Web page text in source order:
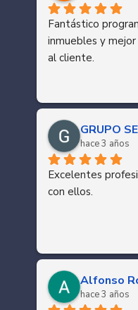
Fantástico
inmuebles y
al cliente.
GRUPO
hace 3 años
Excelentes
con ellos.
Alfonso
hace 3 años